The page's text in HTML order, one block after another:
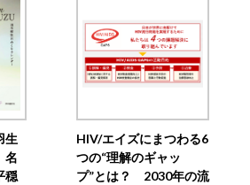
生
名
穏
HIV/エイズにまつわる6
つの“理解のギャッ
プ”とは？ 2030年の流